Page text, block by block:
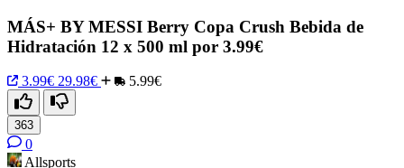
MÁS+ BY MESSI Berry Copa Crush Bebida de
Hidratación 12 x 500 ml por 3.99€
3.99€ 29.98€ 5.99€
363
0
Allsports